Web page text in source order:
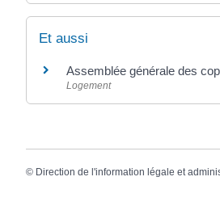
Et aussi
Assemblée générale des
Logement
© Direction de l'information légale et